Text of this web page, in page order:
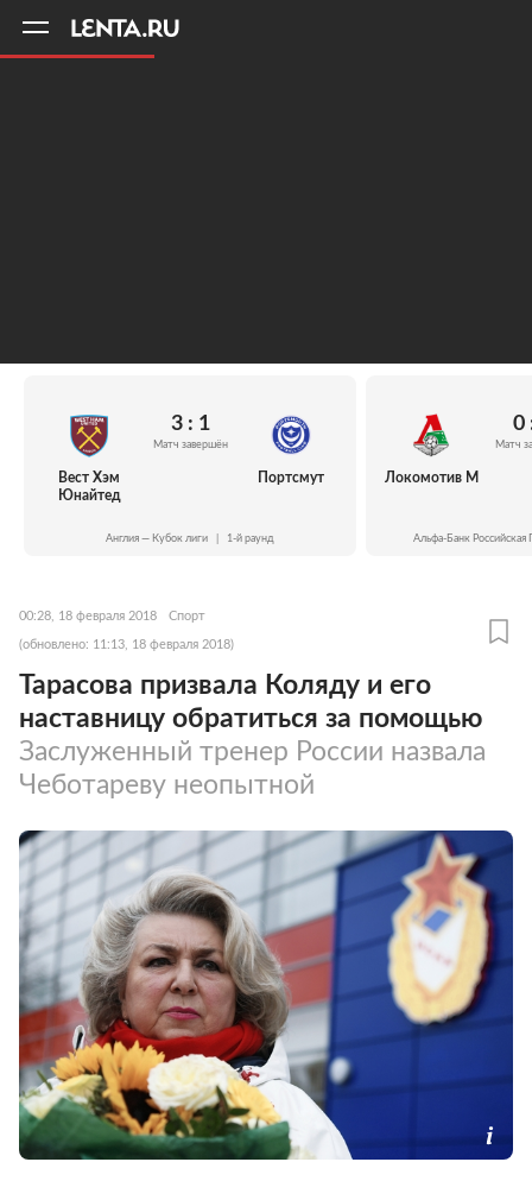
Вест Хэм
Юнайтед
3 : 1
Матч завершён
Портсмут
Англия — Кубок лиги 1-й раунд
Локомотив М
0
Матч
Альфа-Банк Российская
00:28, 18 февраля 2018 Спорт
(обновлено: 11:13, 18 февраля 2018)
Тарасова призвала Коляду и его
наставницу обратиться за помощью
Заслуженный тренер России назвала
Чеботареву неопытной